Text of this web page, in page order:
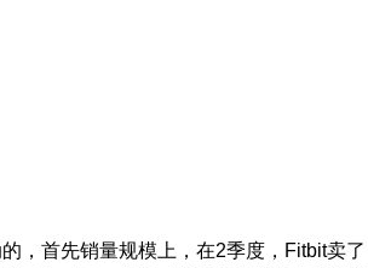
，首先销量规模上，在2季度，Fitbit卖了